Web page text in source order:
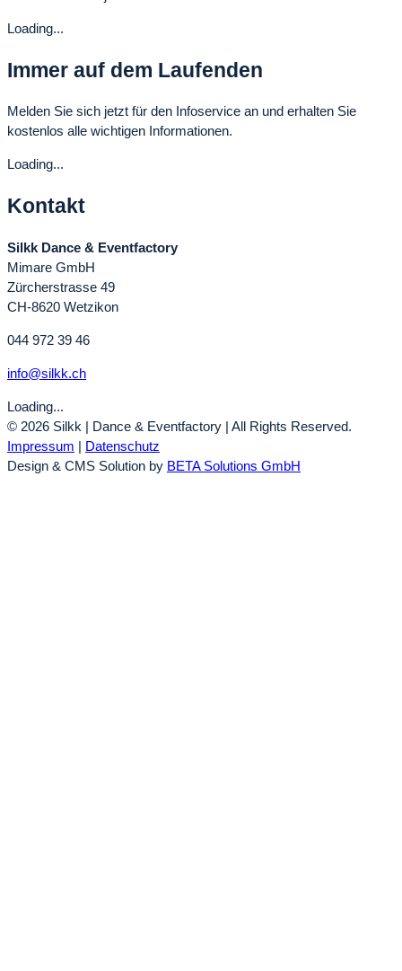
Loading...
Immer auf dem Laufenden
Melden Sie sich jetzt für den Infoservice an und erhalten Sie
kostenlos alle wichtigen Informationen.
Loading...
Kontakt
Silkk Dance & Eventfactory
Mimare GmbH
Zürcherstrasse 49
CH-8620 Wetzikon
044 972 39 46
info@silkk.ch
Loading...
© 2026 Silkk | Dance & Eventfactory | All Rights Reserved.
Impressum | Datenschutz
Design & CMS Solution by BETA Solutions GmbH